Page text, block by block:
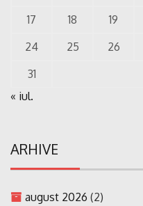
17
18 19
24
25 26
31
« iul.
ARHIVE
august 2026 (2)